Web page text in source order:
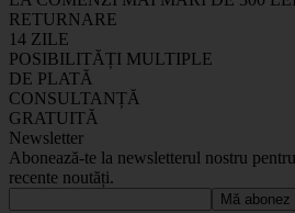
RETURNARE
14 ZILE
POSIBILITĂȚI MULTIPLE
DE PLATĂ
CONSULTANȚĂ
GRATUITĂ
Newsletter
Abonează-te la newsletterul nostru
recente noutăți.
Mă abonez